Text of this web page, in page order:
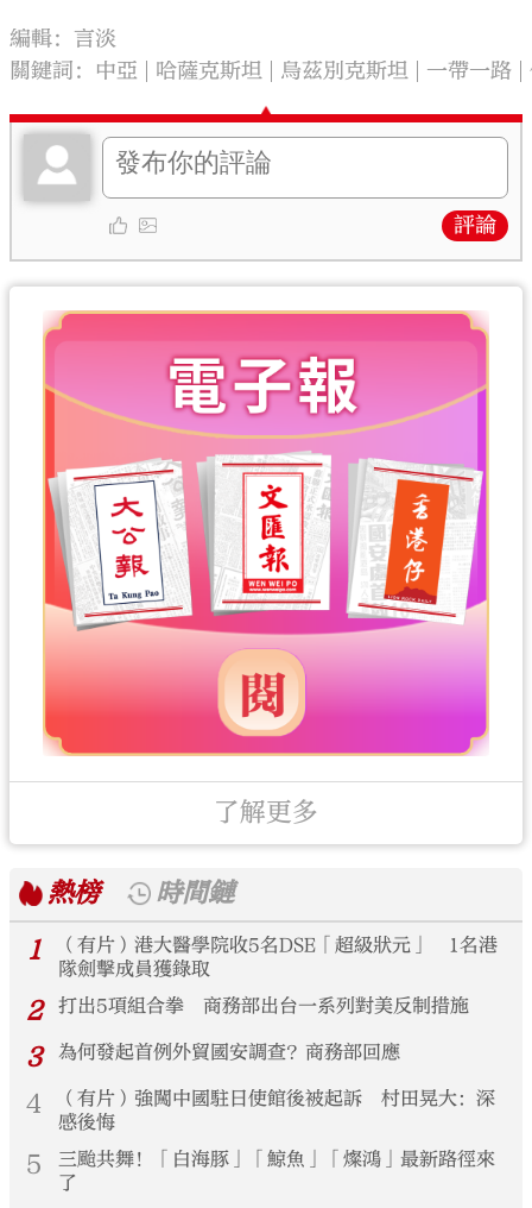
編輯：言淡
關鍵詞： 中亞 哈薩克斯坦 烏茲別克斯坦 一帶一路
評論
了解更多
熱榜
時間鏈
1
（有片）港大醫學院收5名DSE「超級狀元」 1名港
隊劍擊成員獲錄取
2 打出5項組合拳 商務部出台一系列對美反制措施
3 為何發起首例外貿國安調查？商務部回應
4
（有片）強闖中國駐日使館後被起訴 村田晃大：深
感後悔
5
三颱共舞！「白海豚」「鯨魚」「燦鴻」最新路徑來
了